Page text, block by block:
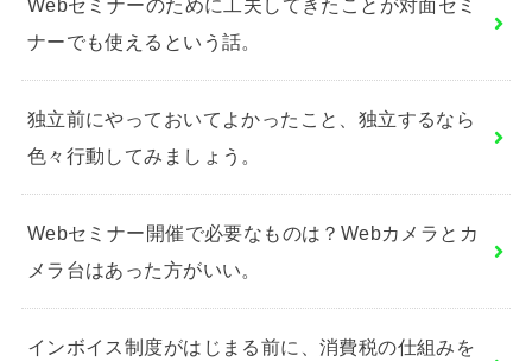
Webセミナーのために工夫してきたことが対面セミ
ナーでも使えるという話。
独立前にやっておいてよかったこと、独立するなら
色々行動してみましょう。
Webセミナー開催で必要なものは？Webカメラとカ
メラ台はあった方がいい。
インボイス制度がはじまる前に、消費税の仕組みを